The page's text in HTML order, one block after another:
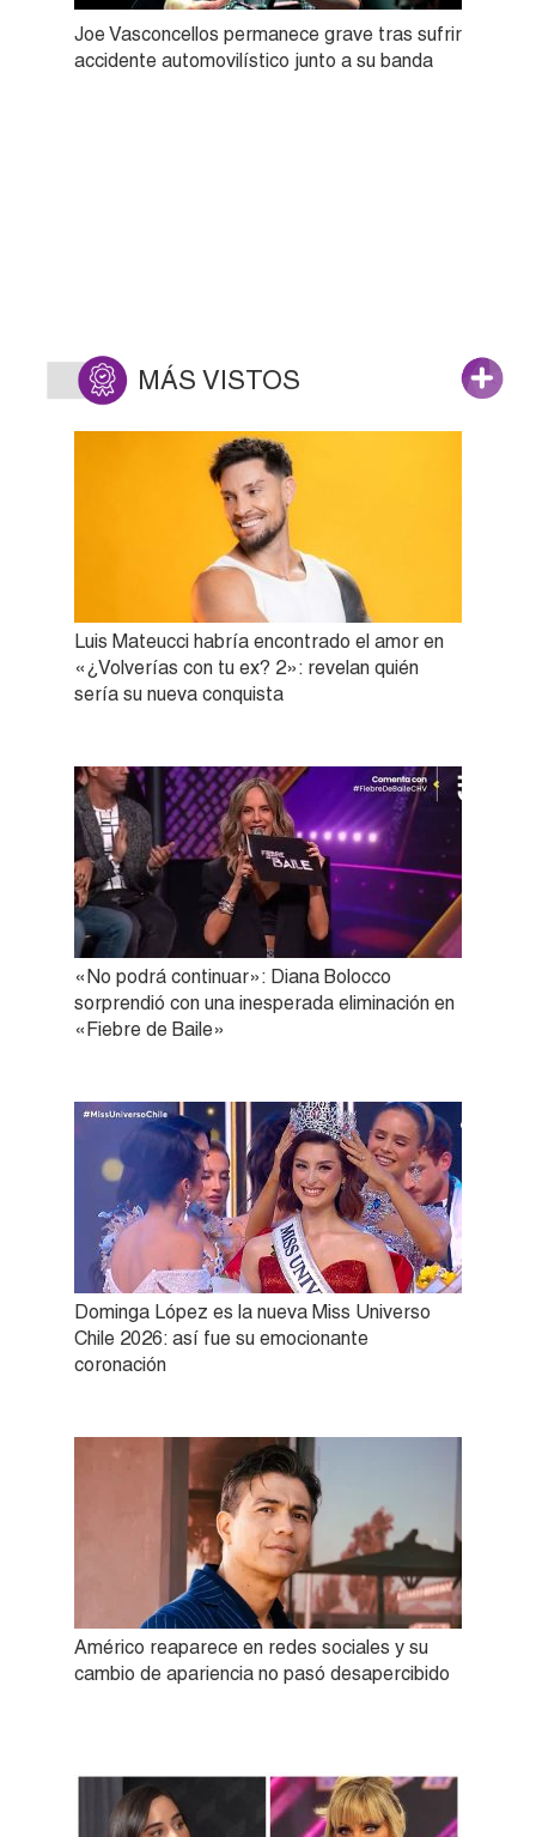
Joe Vasconcellos permanece grave tras sufrir
accidente automovilístico junto a su banda
MÁS VISTOS
Luis Mateucci habría encontrado el amor en
«¿Volverías con tu ex? 2»: revelan quién
sería su nueva conquista
«No podrá continuar»: Diana Bolocco
sorprendió con una inesperada eliminación en
«Fiebre de Baile»
Dominga López es la nueva Miss Universo
Chile 2026: así fue su emocionante
coronación
Américo reaparece en redes sociales y su
cambio de apariencia no pasó desapercibido